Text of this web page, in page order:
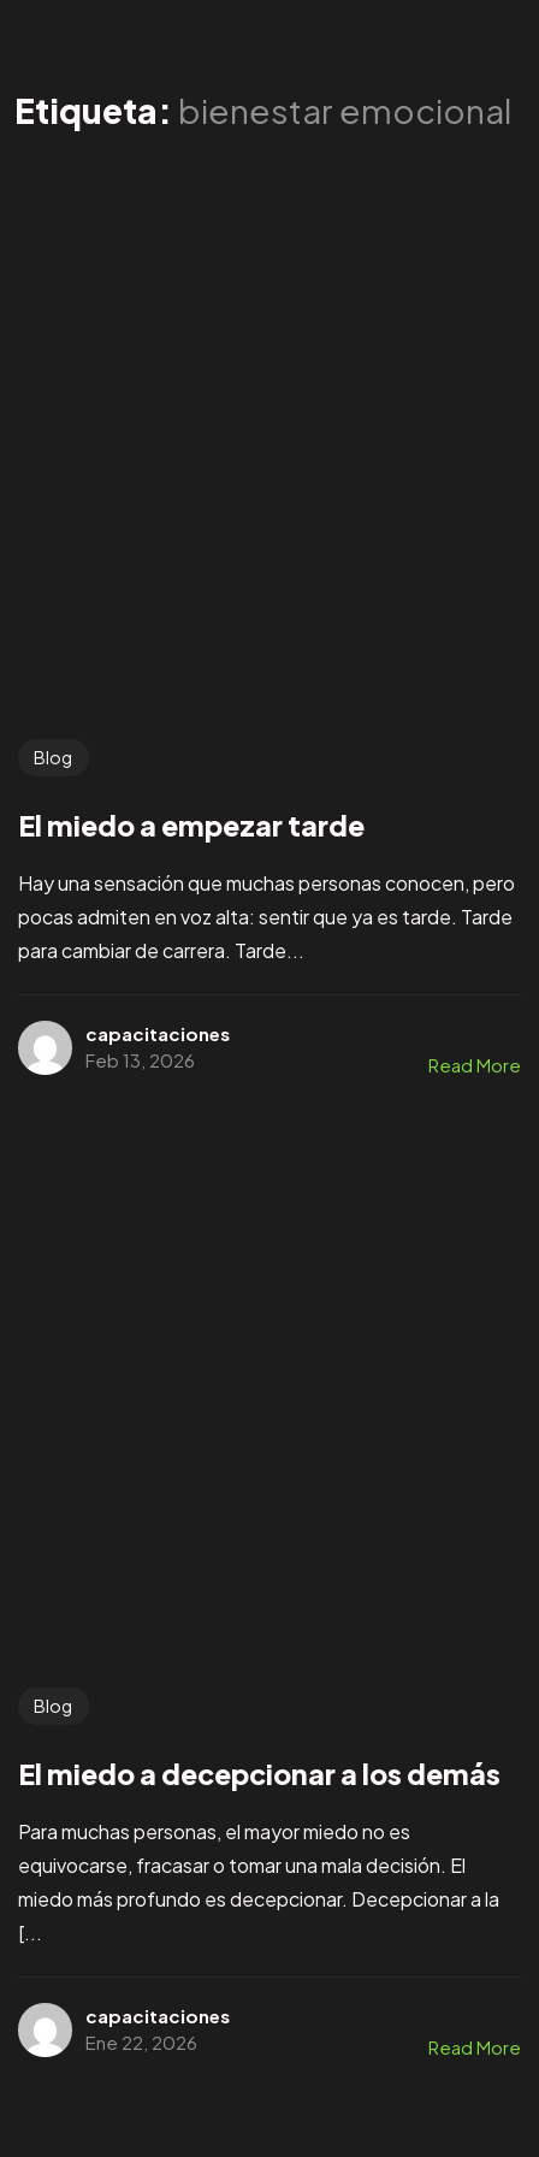
Etiqueta: bienestar emocional
Blog
El miedo a empezar tarde
Hay una sensación que muchas personas conocen, pero
pocas admiten en voz alta: sentir que ya es tarde. Tarde
para cambiar de carrera. Tarde...
capacitaciones
Feb 13, 2026
Read More
Blog
El miedo a decepcionar a los demás
Para muchas personas, el mayor miedo no es
equivocarse, fracasar o tomar una mala decisión. El
miedo más profundo es decepcionar. Decepcionar a la
[...
capacitaciones
Ene 22, 2026
Read More